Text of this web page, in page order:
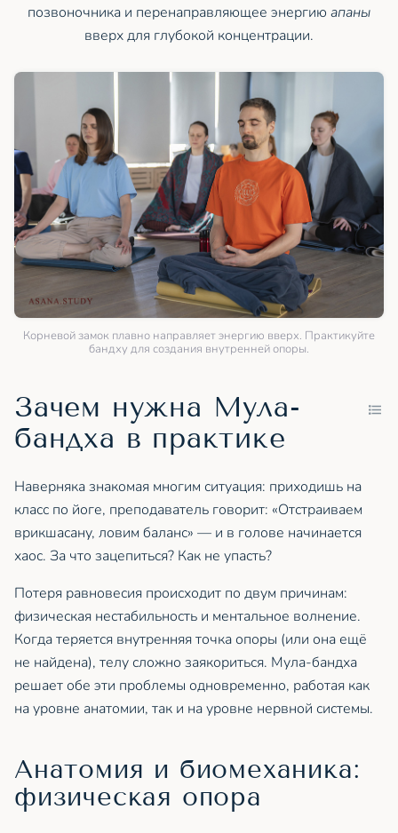
позвоночника и перенаправляющее энергию апаны
вверх для глубокой концентрации.
Корневой замок плавно направляет энергию вверх. Практикуйте
бандху для создания внутренней опоры.
Зачем нужна Мула-
бандха в практике
Наверняка знакомая многим ситуация: приходишь на
класс по йоге, преподаватель говорит: «Отстраиваем
врикшасану, ловим баланс» — и в голове начинается
хаос. За что зацепиться? Как не упасть?
Потеря равновесия происходит по двум причинам:
физическая нестабильность и ментальное волнение.
Когда теряется внутренняя точка опоры (или она ещё
не найдена), телу сложно заякориться. Мула-бандха
решает обе эти проблемы одновременно, работая как
на уровне анатомии, так и на уровне нервной системы.
Анатомия и биомеханика:
физическая опора